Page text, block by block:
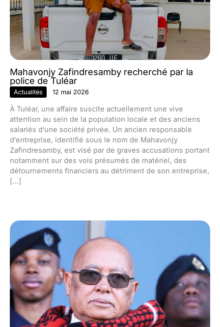
Mahavonjy Zafindresamby recherché par la
police de Tuléar
Actualités 12 mai 2026
À Tuléar, une affaire suscite actuellement une vive
attention au sein de la population locale et des anciens
salariés d’une société privée. Un ancien responsable
d’entreprise, identifié sous le nom de Mahavonjy
Zafindresamby, est visé par de graves accusations portant
notamment sur des vols présumés de matériel, des
détournements financiers au détriment de son entreprise,
[…]